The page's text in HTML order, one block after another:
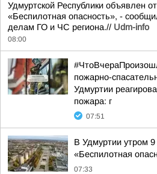
Удмуртской Республики объявлен
«Беспилотная опасность», -
делам ГО и ЧС региона.// Udm-info
08:00
пожарно-
Удмуртии
пожара: г
07:51
В Удмуртии утром 9
«Беспилотная
07:33